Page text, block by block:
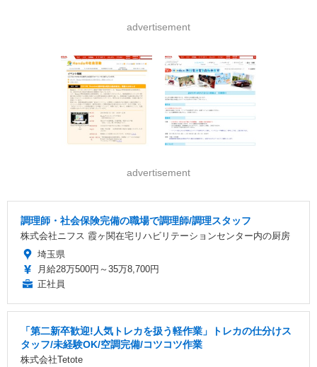
advertisement
advertisement
調理師・社会保険完備の職場で調理師/調理スタッフ
株式会社ニフス 霞ヶ関在宅リハビリテーションセンター内の厨房
埼玉県
月給28万500円～35万8,700円
正社員
「第二新卒歓迎!人気トレカを扱う軽作業」トレカの仕分けス
タッフ/未経験OK/空調完備/コツコツ作業
株式会社Tetote